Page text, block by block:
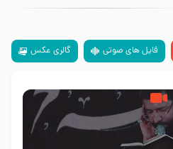
فایل های صوتی گالری عکس